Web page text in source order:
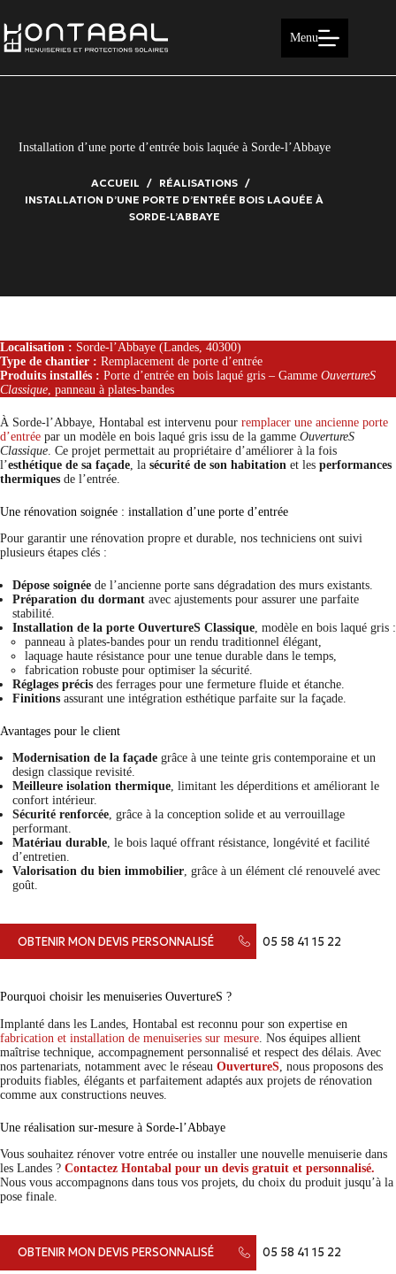
au
contenu
Menu
Installation d’une porte d’entrée bois laquée à Sorde‑l’Abbaye
ACCUEIL
RÉALISATIONS
INSTALLATION D’UNE PORTE D’ENTRÉE BOIS LAQUÉE À
SORDE‑L’ABBAYE
Localisation : Sorde-l’Abbaye (Landes, 40300)
Type de chantier : Remplacement de porte d’entrée
Produits installés : Porte d’entrée en bois laqué gris – Gamme OuvertureS
Classique, panneau à plates-bandes
À Sorde-l’Abbaye, Hontabal est intervenu pour remplacer une ancienne porte
d’entrée par un modèle en bois laqué gris issu de la gamme OuvertureS
Classique. Ce projet permettait au propriétaire d’améliorer à la fois
l’esthétique de sa façade, la sécurité de son habitation et les performances
thermiques de l’entrée.
Une rénovation soignée : installation d’une porte d’entrée
Pour garantir une rénovation propre et durable, nos techniciens ont suivi
plusieurs étapes clés :
Dépose soignée de l’ancienne porte sans dégradation des murs existants.
Préparation du dormant avec ajustements pour assurer une parfaite
stabilité.
Installation de la porte OuvertureS Classique, modèle en bois laqué gris :
panneau à plates-bandes pour un rendu traditionnel élégant,
laquage haute résistance pour une tenue durable dans le temps,
fabrication robuste pour optimiser la sécurité.
Réglages précis des ferrages pour une fermeture fluide et étanche.
Finitions assurant une intégration esthétique parfaite sur la façade.
Avantages pour le client
Modernisation de la façade grâce à une teinte gris contemporaine et un
design classique revisité.
Meilleure isolation thermique, limitant les déperditions et améliorant le
confort intérieur.
Sécurité renforcée, grâce à la conception solide et au verrouillage
performant.
Matériau durable, le bois laqué offrant résistance, longévité et facilité
d’entretien.
Valorisation du bien immobilier, grâce à un élément clé renouvelé avec
goût.
OBTENIR MON DEVIS PERSONNALISÉ 05 58 41 15 22
Pourquoi choisir les menuiseries OuvertureS ?
Implanté dans les Landes, Hontabal est reconnu pour son expertise en
fabrication et installation de menuiseries sur mesure . Nos équipes allient
maîtrise technique, accompagnement personnalisé et respect des délais. Avec
nos partenariats, notamment avec le réseau OuvertureS , nous proposons des
produits fiables, élégants et parfaitement adaptés aux projets de rénovation
comme aux constructions neuves.
Une réalisation sur-mesure à Sorde‑l’Abbaye
Vous souhaitez rénover votre entrée ou installer une nouvelle menuiserie dans
les Landes ? Contactez Hontabal pour un devis gratuit et personnalisé.
Nous vous accompagnons dans tous vos projets, du choix du produit jusqu’à la
pose finale.
OBTENIR MON DEVIS PERSONNALISÉ 05 58 41 15 22